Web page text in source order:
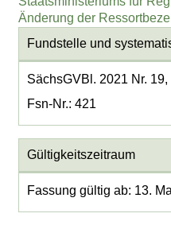
Änderung der
Fundstelle und
SächsGVBl. 2021 Nr. 19,
Fsn-Nr.: 421
Gültigkeitszeitraum
Fassung gültig ab: 13.